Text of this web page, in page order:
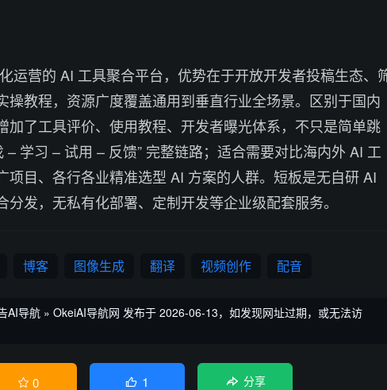
运营的 AI 工具聚合平台，优势在于开放开发者投稿生态、
操教程，资源广度覆盖通用到垂直行业全场景。区别于国内
加了工具评价、使用教程、开发者曝光体系，不只是简单跳
– 学习 – 试用 – 反馈” 完整链路；适合需要对比海内外 AI 工
项目、各行各业精准选型 AI 方案的人群。短板是无自研 AI
分发，无私有化部署、定制开发等企业级配套服务。
博客 图像生成 翻译 视频创作 配音
AI导航 » OkeiAI导航网 发布于 2026-06-13，如发现网址过期，或无法访
 0  1 分享